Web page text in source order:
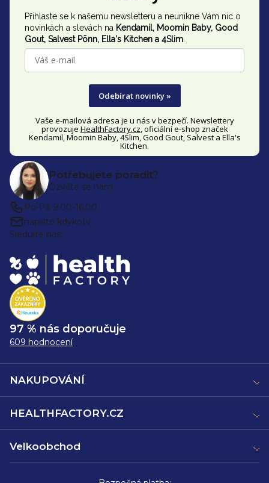
Přihlaste se k našemu newsletteru a neunikne Vám nic o
novinkách a slevách na Kendamil, Moomin Baby, Good
Gout, Salvest Põnn, Ella's Kitchen a 4Slim.
Odebírat novinky »
Vaše e-mailová adresa je u nás v bezpečí. Newslettery
provozuje HealthFactory.cz, oficiálníe-shop značek
Kendamil, Moomin Baby, 4Slim, Good Gout, Salvest a Ella's
Kitchen.
Potřebujete poradit?
Ozvěte se nám
Po-Pá 9:00-16:00
napište kdykoliv
Sledujte nás:
97 % nás doporučuje
609 hodnocení
NAKUPOVÁNÍ
HEALTHFACTORY.CZ
Velkoobchod